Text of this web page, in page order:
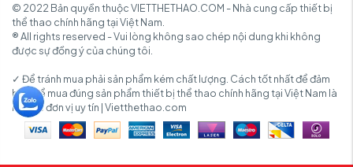
© 2022 Bản quyền thuộc VIETTHETHAO.COM - Nhà cung cấp thiết bị
thể thao chính hãng tại Việt Nam.
® All rights reserved - Vui lòng không sao chép nội dung khi không
được sự đồng ý của chúng tôi.
✓ Để tránh mua phải sản phẩm kém chất lượng. Cách tốt nhất để đảm
bảo để mua đúng sản phẩm thiết bị thể thao chính hãng tại Việt Nam là
mua từ đơn vị uy tín | Vietthethao.com